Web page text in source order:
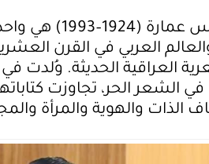
ولميعة عباس
العربي في القرن
العراقية الحديثة.
في الشعر الحر، تجاوزت
الذات والهوية والمرأة